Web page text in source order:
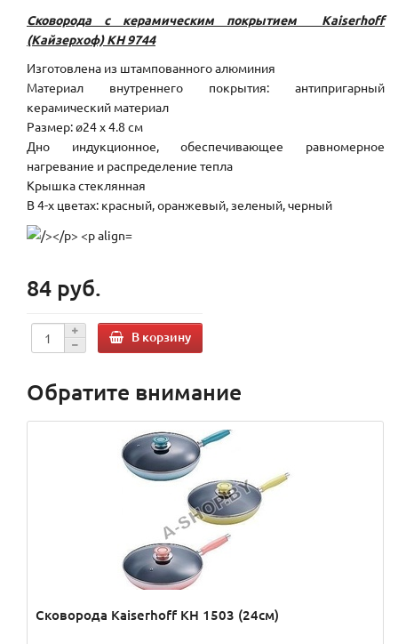
Сковорода с керамическим покрытием
Kaiserhoff
(Кайзерхоф) KH 9744
Изготовлена из штампованного алюминия
Материал внутреннего покрытия: антипригарный
керамический материал
Размер: ø24 х 4.8 см
Дно индукционное, обеспечивающее равномерное
нагревание и распределение тепла
Крышка стеклянная
В 4-х цветах: красный, оранжевый, зеленый, черный
84 руб.
В корзину
Обратите внимание
Сковорода Kaiserhoff KH 1503 (24см)